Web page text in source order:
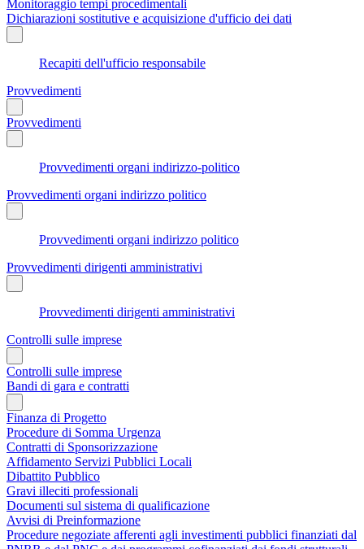
Monitoraggio tempi procedimentali
Dichiarazioni sostitutive e acquisizione d'ufficio dei dati
Recapiti dell'ufficio responsabile
Provvedimenti
Provvedimenti
Provvedimenti organi indirizzo-politico
Provvedimenti organi indirizzo politico
Provvedimenti organi indirizzo politico
Provvedimenti dirigenti amministrativi
Provvedimenti dirigenti amministrativi
Controlli sulle imprese
Controlli sulle imprese
Bandi di gara e contratti
Finanza di Progetto
Procedure di Somma Urgenza
Contratti di Sponsorizzazione
Affidamento Servizi Pubblici Locali
Dibattito Pubblico
Gravi illeciti professionali
Documenti sul sistema di qualificazione
Avvisi di Preinformazione
Procedure negoziate afferenti agli investimenti pubblici finanziati dal